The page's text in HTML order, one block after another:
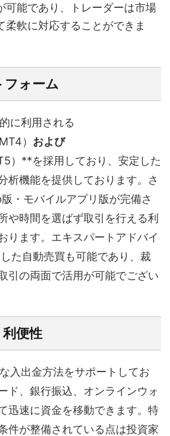
可能であり、トレーダーは市場
柔軟に対応することができま
フォーム
に利用される
） および
）**を採用しており、安定した
析機能を提供しております。さ
・モバイルアプリ版が完備さ
や時間を選ばず取引を行える利
ります。エキスパートアドバイ
た自動売買も可能であり、裁
引の両面で活用が可能でござい
便性
入出金方法をサポートしてお
ド、銀行振込、オンラインウォ
迅速に資金を移動できます。特
件が整備されている点は投資家